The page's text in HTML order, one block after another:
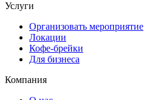
Услуги
Организовать мероприятие
Локации
Кофе-брейки
Для бизнеса
Компания